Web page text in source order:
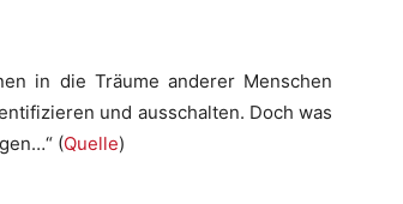
in die Träume anderer Menschen
und ausschalten. Doch was
(Quelle)